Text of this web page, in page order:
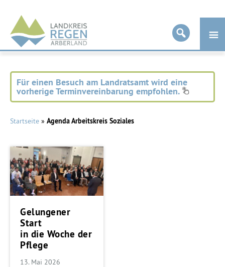
Landkreis
Regen
Für einen Besuch am Landratsamt wird eine
vorherige Terminvereinbarung empfohlen.
Startseite » Agenda Arbeitskreis Soziales
Gelungener
Start
in die Woche der
Pflege
13. Mai 2026